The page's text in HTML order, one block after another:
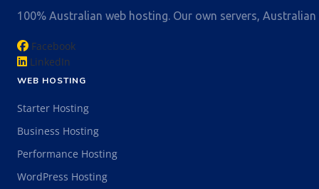
100% Australian web hosting. Our own servers,
Facebook
LinkedIn
WEB HOSTING
Starter Hosting
Business Hosting
Performance Hosting
WordPress Hosting